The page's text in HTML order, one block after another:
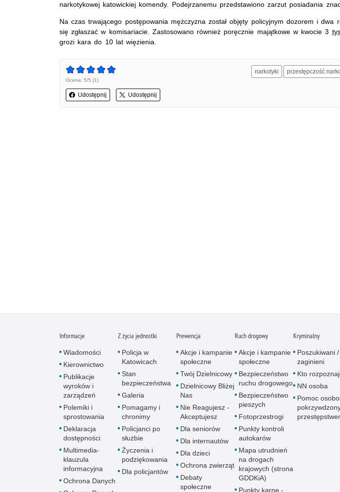
narkotykowej katowickiej komendy. Podejrzanemu przedstawiono zarzut posiadania
Na czas trwającego postępowania mężczyzna został objęty policyjnym dozorem i dwa
się zgłaszać w komisariacie. Zastosowano również poręcznie majątkowe w kwocie 3
grozi kara do 10 lat więzienia.
Ocena: 5/5 (1)
Udostępnij Udostępnij
narkotyki przestępczość
Informacje
Wiadomości
Kierownictwo
Publikacje
wyroków i
zarządzeń
Polemiki i
sprostowania
Deklaracja
dostępności
Multimedia-
klauzula
informacyjna
Ochrona Danych
Z życia jednostki
Policja w
Katowicach
Stan
bezpieczeństwa
Galeria
Pomagamy i
chronimy
Policjanci po
służbie
Życzenia i
podziękowania
Dla policjantów
Prewencja
Akcje i kampanie
społeczne
Twój Dzielnicowy
Dzielnicowy Bliżej
Nas
Nie Reagujesz -
Akceptujesz
Dla seniorów
Dla internautów
Dla dzieci
Ochrona zwierząt
Debaty
społeczne
Ruch drogowy
Akcje i kampanie
społeczne
Bezpieczeństwo
ruchu drogowego
Bezpieczeństwo
pieszych
Fotoprzestrogi
Punkty kontroli
autokarów
Mapa utrudnień
na drogach
krajowych (strona
GDDKiA)
Punkty karne -
Kryminalny
Poszukiwani /
zaginieni
Kto
NN osoba
Pomoc